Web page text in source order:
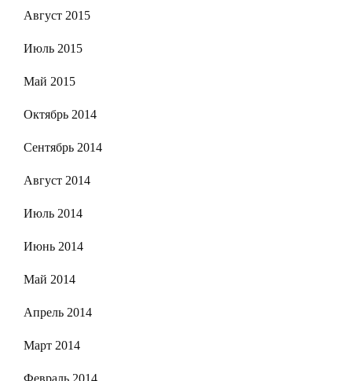
Август 2015
Июль 2015
Май 2015
Октябрь 2014
Сентябрь 2014
Август 2014
Июль 2014
Июнь 2014
Май 2014
Апрель 2014
Март 2014
Февраль 2014